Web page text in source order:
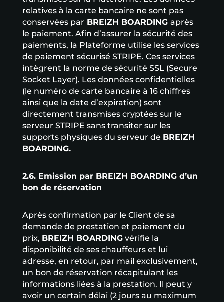
relatives à la carte bancaire ne sont pas
conservées par BREIZH BOARDING après
le paiement. Afin d’assurer la sécurité des
paiements, la Plateforme utilise les services
de paiement sécurisé STRIPE. Ces services
intègrent la norme de sécurité SSL (Secure
Socket Layer). Les données confidentielles
(le numéro de carte bancaire à 16 chiffres
ainsi que la date d’expiration) sont
directement transmises cryptées sur le
serveur STRIPE sans transiter sur les
supports physiques du serveur de BREIZH
BOARDING.
2.6. Emission par BREIZH BOARDING d’un
bon de réservation
Après confirmation par le Client de sa
demande de prestation et paiement du
prix, BREIZH BOARDINGvérifie la
disponibilité de ses chauffeurs et lui
adresse, en retour, par mail exclusivement,
un bon de réservation récapitulant les
informations liées à la prestation. Il peut y
avoir un certain délai (2 jours au maximum